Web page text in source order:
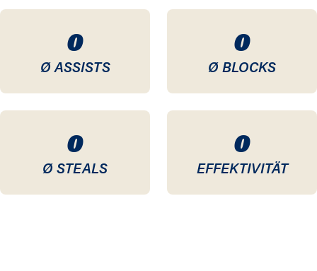
0
Ø ASSISTS
0
Ø BLOCKS
0
Ø STEALS
0
EFFEKTIVITÄT